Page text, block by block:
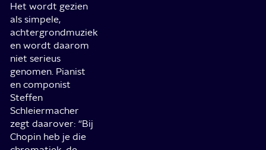
Het wordt gezien
als simpele,
achtergrondmuziek
en wordt daarom
niet serieus
genomen. Pianist
en componist
Steffen
Schleiermacher
zegt daarover: “Bij
Chopin heb je die